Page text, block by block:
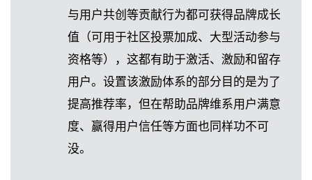
与用户共创等贡献行为都可获得品牌成长
值（可用于社区投票加成、大型活动参与
资格等），这都有助于激活、激励和留存
用户。设置该激励体系的部分目的是为了
提高推荐率，但在帮助品牌维系用户满意
度、赢得用户信任等方面也同样功不可
没。